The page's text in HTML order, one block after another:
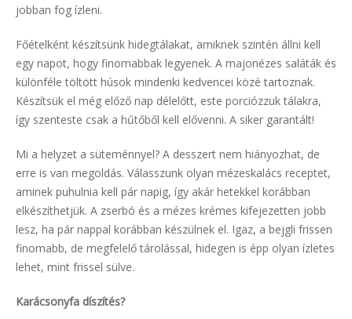
jobban fog ízleni.
Főételként készítsünk hidegtálakat, amiknek szintén állni kell
egy napot, hogy finomabbak legyenek. A majonézes saláták és
különféle töltött húsok mindenki kedvencei közé tartoznak.
Készítsük el még előző nap délelőtt, este porciózzuk tálakra,
így szenteste csak a hűtőből kell elővenni. A siker garantált!
Mi a helyzet a süteménnyel? A desszert nem hiányozhat, de
erre is van megoldás. Válasszunk olyan mézeskalács receptet,
aminek puhulnia kell pár napig, így akár hetekkel korábban
elkészíthetjük. A zserbó és a mézes krémes kifejezetten jobb
lesz, ha pár nappal korábban készülnek el. Igaz, a bejgli frissen
finomabb, de megfelelő tárolással, hidegen is épp olyan ízletes
lehet, mint frissel sülve.
Karácsonyfa díszítés?